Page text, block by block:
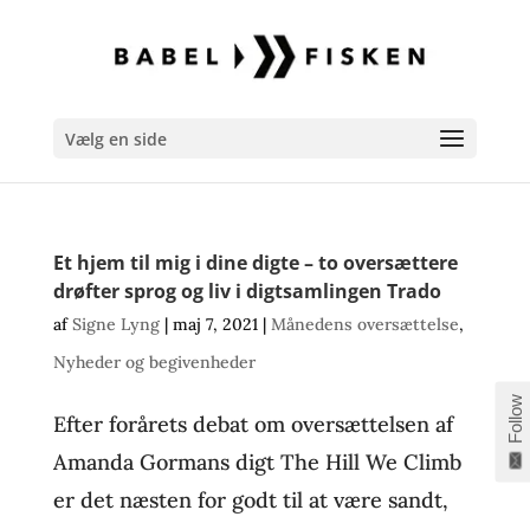
Vælg en side
Et hjem til mig i dine digte – to oversættere
drøfter sprog og liv i digtsamlingen Trado
afSigne Lyng| maj 7, 2021| Månedens oversættelse,
Nyheder og begivenheder
Efter forårets debat om oversættelsen af
Amanda Gormans digt The Hill We Climb
er det næsten for godt til at være sandt,
Follow